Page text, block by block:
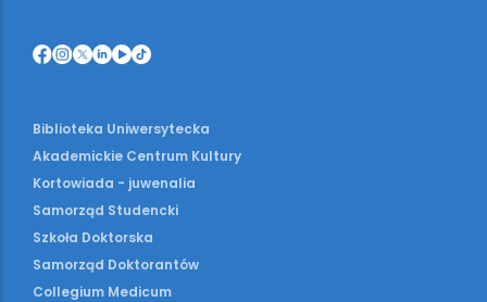
Biblioteka Uniwersytecka
Akademickie Centrum Kultury
Kortowiada - juwenalia
Samorząd Studencki
Szkoła Doktorska
Samorząd Doktorantów
Collegium Medicum